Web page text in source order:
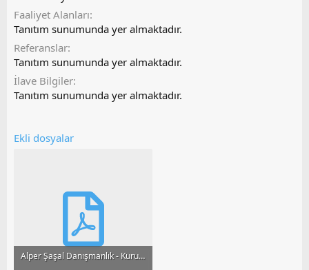
Faaliyet Alanları
Tanıtım sunumunda yer almaktadır.
Referanslar
Tanıtım sunumunda yer almaktadır.
İlave Bilgiler
Tanıtım sunumunda yer almaktadır.
Ekli dosyalar
Alper Şaşal Danışmanlık - Kurumsal Tanıtım.pdf